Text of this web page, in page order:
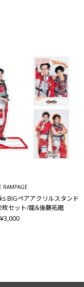
RAMPAGE
BIGペアアクリルスタンド
枚セット/龍&後藤拓磨
¥3,000